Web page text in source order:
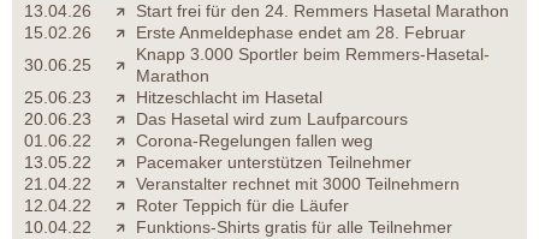
13.04.26
Start frei für den 24. Remmers Hasetal Marathon
15.02.26
Erste Anmeldephase endet am 28. Februar
30.06.25
Knapp 3.000 Sportler beim Remmers-Hasetal-
Marathon
25.06.23
Hitzeschlacht im Hasetal
20.06.23
Das Hasetal wird zum Laufparcours
01.06.22
Corona-Regelungen fallen weg
13.05.22
Pacemaker unterstützen Teilnehmer
21.04.22
Veranstalter rechnet mit 3000 Teilnehmern
12.04.22
Roter Teppich für die Läufer
10.04.22
Funktions-Shirts gratis für alle Teilnehmer